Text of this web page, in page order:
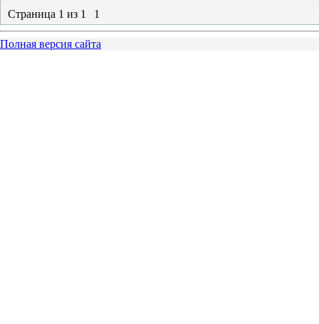
Страница 1 из 1 1
Полная версия сайта